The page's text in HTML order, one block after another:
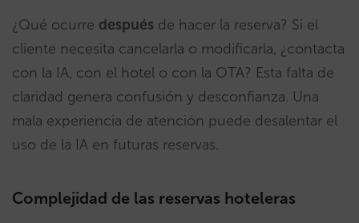
¿Qué ocurre después de hacer la reserva? Si el
cliente necesita cancelarla o modificarla, ¿contacta
con la IA, con el hotel o con la OTA? Esta falta de
claridad genera confusión y desconfianza. Una
mala experiencia de atención puede desalentar el
uso de la IA en futuras reservas.
Complejidad de las reservas hoteleras